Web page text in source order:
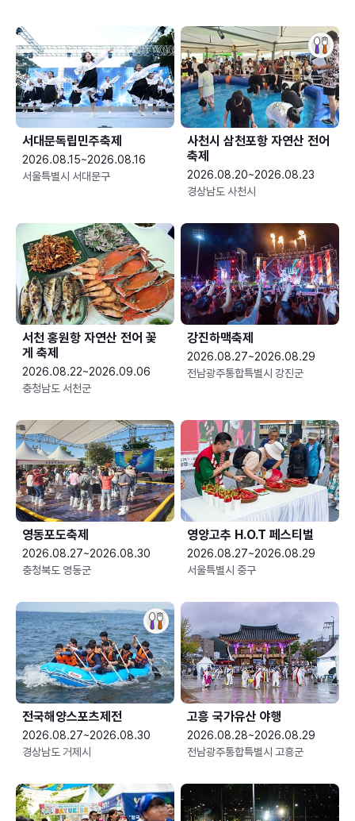
서대문독립민주축제
2026.08.15~2026.08.16
서울특별시 서대문구
사천시 삼천포항 자연산 전어
축제
2026.08.20~2026.08.23
경상남도 사천시
서천 홍원항 자연산 전어 꽃
게 축제
2026.08.22~2026.09.06
충청남도 서천군
강진하맥축제
2026.08.27~2026.08.29
전남광주통합특별시 강진군
영동포도축제
2026.08.27~2026.08.30
충청북도 영동군
영양고추 H.O.T 페스티벌
2026.08.27~2026.08.29
서울특별시 중구
전국해양스포츠제전
2026.08.27~2026.08.30
경상남도 거제시
고흥 국가유산 야행
2026.08.28~2026.08.29
전남광주통합특별시 고흥군